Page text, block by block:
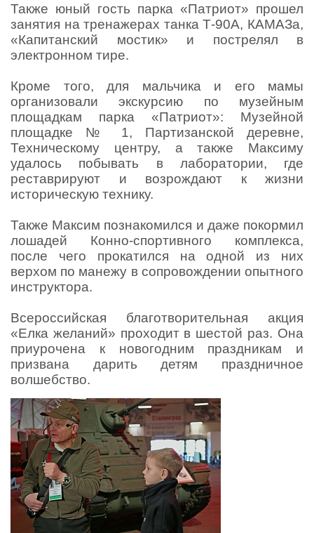
Также юный гость парка «Патриот» прошел
занятия на тренажерах танка Т-90А, КАМАЗа,
«Капитанский мостик» и пострелял в
электронном тире.
Кроме того, для мальчика и его мамы
организовали экскурсию по музейным
площадкам парка «Патриот»: Музейной
площадке № 1, Партизанской деревне,
Техническому центру, а также Максиму
удалось побывать в лаборатории, где
реставрируют и возрождают к жизни
историческую технику.
Также Максим познакомился и даже покормил
лошадей Конно-спортивного комплекса,
после чего прокатился на одной из них
верхом по манежу в сопровождении опытного
инструктора.
Всероссийская благотворительная акция
«Елка желаний» проходит в шестой раз. Она
приурочена к новогодним праздникам и
призвана дарить детям праздничное
волшебство.